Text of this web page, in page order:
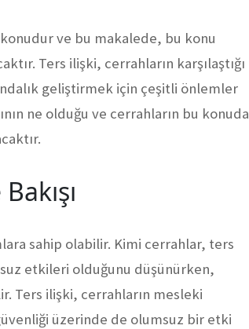
ve bu makalede, bu konu
Ters ilişki, cerrahların karşılaştığı
geliştirmek için çeşitli önlemler
ne olduğu ve cerrahların bu konuda
sahip olabilir. Kimi cerrahlar, ters
etkileri olduğunu düşünürken,
Ters ilişki, cerrahların mesleki
üzerinde de olumsuz bir etki